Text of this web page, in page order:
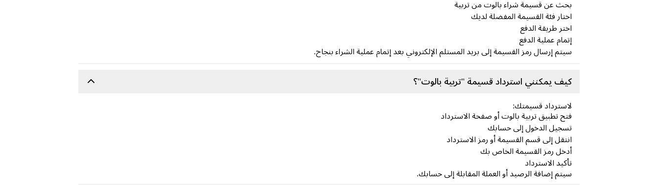
بحث عن قسيمة شراء بالوت من تربية
اختار فئة القسيمة المفضلة لديك
اختر طريقة الدفع
إتمام عملية الدفع
سيتم إرسال رمز القسيمة إلى بريد المستلم الإلكتروني بعد إتمام عملية الشراء بنجاح.
كيف يمكنني استرداد قسيمة "تربية بالوت"؟
لاسترداد قسيمتك:
فتح تطبيق تربية بالوت أو صفحة الاسترداد
تسجيل الدخول إلى حسابك
انتقل إلى قسم القسيمة أو رمز الاسترداد
أدخل رمز القسيمة الخاص بك
تأكيد الاسترداد
سيتم إضافة الرصيد أو العملة المقابلة إلى حسابك.